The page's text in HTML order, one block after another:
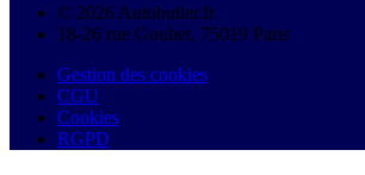
© 2026 Autobutler.fr
18-26 rue Goubet, 75019 Paris
Gestion des cookies
CGU
Cookies
RGPD